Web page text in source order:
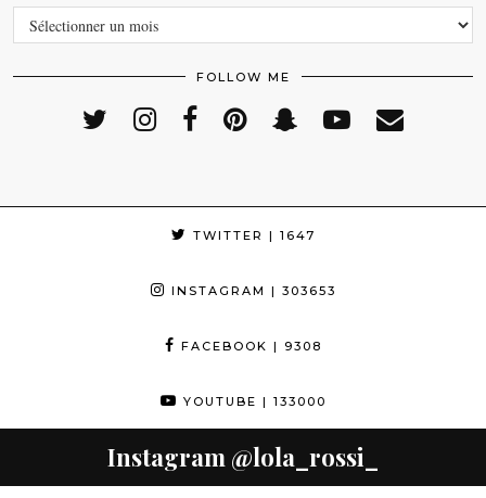
ARCHIVES
FOLLOW ME
TWITTER | 1647
INSTAGRAM | 303653
FACEBOOK | 9308
YOUTUBE | 133000
Instagram @lola_rossi_